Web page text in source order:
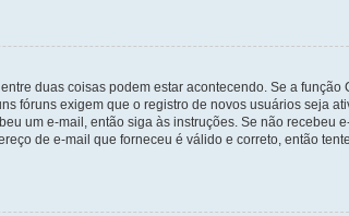
duas coisas podem estar acontecendo. Se a função
fóruns exigem que o registro de novos usuários seja
um e-mail, então siga às instruções. Se não recebeu
de e-mail que forneceu é válido e correto, então